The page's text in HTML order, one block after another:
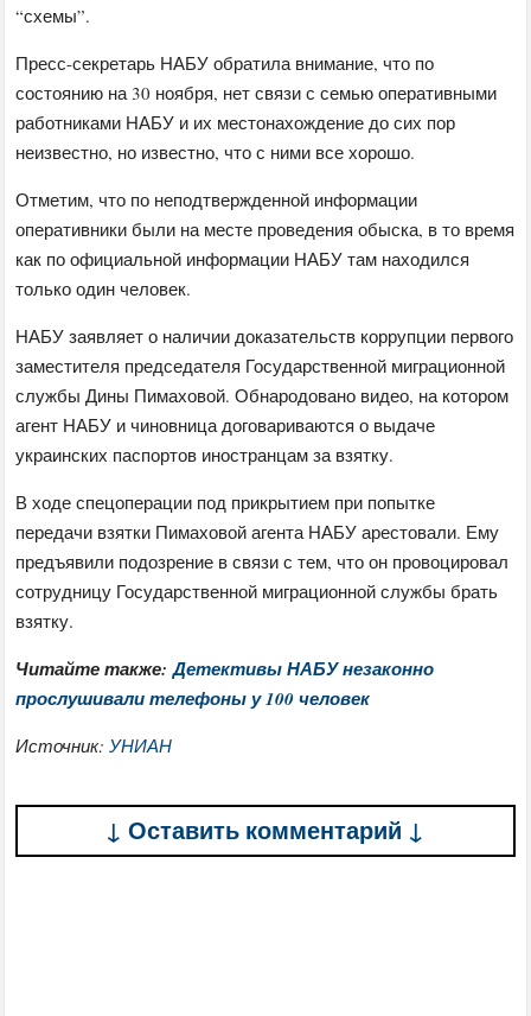
“схемы”.
Пресс-секретарь НАБУ обратила внимание, что по
состоянию на 30 ноября, нет связи с семью оперативными
работниками НАБУ и их местонахождение до сих пор
неизвестно, но известно, что с ними все хорошо.
Отметим, что по неподтвержденной информации
оперативники были на месте проведения обыска, в то время
как по официальной информации НАБУ там находился
только один человек.
НАБУ заявляет о наличии доказательств коррупции первого
заместителя председателя Государственной миграционной
службы Дины Пимаховой. Обнародовано видео, на котором
агент НАБУ и чиновница договариваются о выдаче
украинских паспортов иностранцам за взятку.
В ходе спецоперации под прикрытием при попытке
передачи взятки Пимаховой агента НАБУ арестовали. Ему
предъявили подозрение в связи с тем, что он провоцировал
сотрудницу Государственной миграционной службы брать
взятку.
Читайте также:Детективы НАБУ незаконно
прослушивали телефоны у 100 человек
Источник:УНИАН
↓ Оставить комментарий ↓